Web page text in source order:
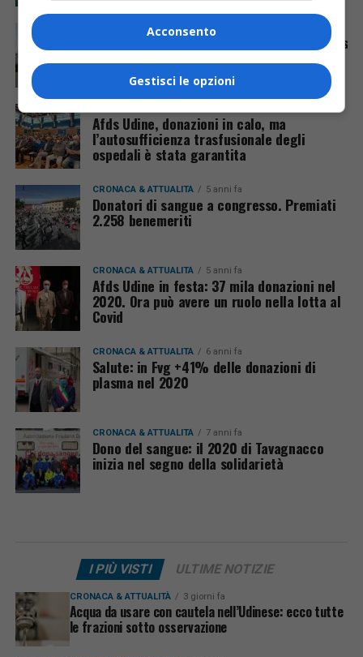
CRONACA & ATTUALITÀ 4 anni fa
Consegnata la nuova autoemoteca dell’Afds
finanziata dalla Danieli
Afds Udine, donazioni in calo, ma
l’autosufficienza trasfusionale degli
ospedali è stata garantita
CRONACA & ATTUALITÀ 5 anni fa
Donatori di sangue a congresso. Premiati
2.258 benemeriti
CRONACA & ATTUALITÀ 5 anni fa
Afds Udine in festa: 37 mila donazioni nel
2020. Ora può avere un ruolo nella lotta al
Covid
CRONACA & ATTUALITÀ 6 anni fa
Salute: in Fvg +41% delle donazioni di
plasma nel 2020
CRONACA & ATTUALITÀ 7 anni fa
Dono del sangue: il 2020 di Tavagnacco
inizia nel segno della solidarietà
I PIÙ VISTI ULTIME NOTIZIE
CRONACA & ATTUALITÀ 3 giorni fa
Acqua da usare con cautela nell’Udinese: ecco tutte
le frazioni sotto osservazione
Acconsento
Gestisci le opzioni